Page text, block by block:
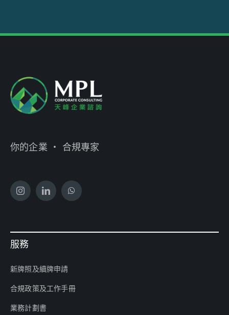
你的企業 ‧ 合規專家
服務
新牌照及續牌申請
合規政策及工作手冊
業務計劃書